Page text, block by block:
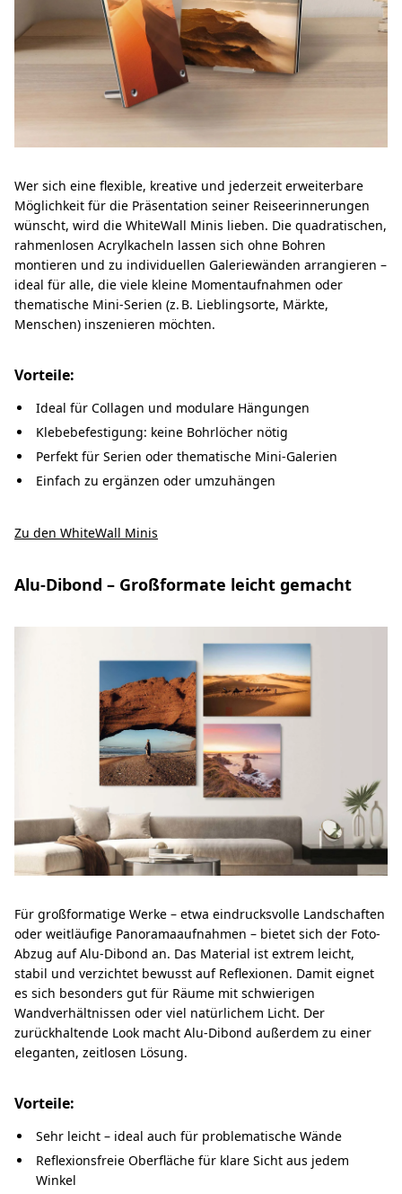
Wer sich eine flexible, kreative und jederzeit erweiterbare
Möglichkeit für die Präsentation seiner Reiseerinnerungen
wünscht, wird die WhiteWall Minis lieben. Die quadratischen,
rahmenlosen Acrylkacheln lassen sich ohne Bohren
montieren und zu individuellen Galeriewänden arrangieren –
ideal für alle, die viele kleine Momentaufnahmen oder
thematische Mini-Serien (z. B. Lieblingsorte, Märkte,
Menschen) inszenieren möchten.
Vorteile:
Ideal für Collagen und modulare Hängungen
Klebebefestigung: keine Bohrlöcher nötig
Perfekt für Serien oder thematische Mini-Galerien
Einfach zu ergänzen oder umzuhängen
Zu den WhiteWall Minis
Alu-Dibond – Großformate leicht gemacht
Für großformatige Werke – etwa eindrucksvolle Landschaften
oder weitläufige Panoramaaufnahmen – bietet sich der Foto-
Abzug auf Alu-Dibond an. Das Material ist extrem leicht,
stabil und verzichtet bewusst auf Reflexionen. Damit eignet
es sich besonders gut für Räume mit schwierigen
Wandverhältnissen oder viel natürlichem Licht. Der
zurückhaltende Look macht Alu-Dibond außerdem zu einer
eleganten, zeitlosen Lösung.
Vorteile:
Sehr leicht – ideal auch für problematische Wände
Reflexionsfreie Oberfläche für klare Sicht aus jedem
Winkel